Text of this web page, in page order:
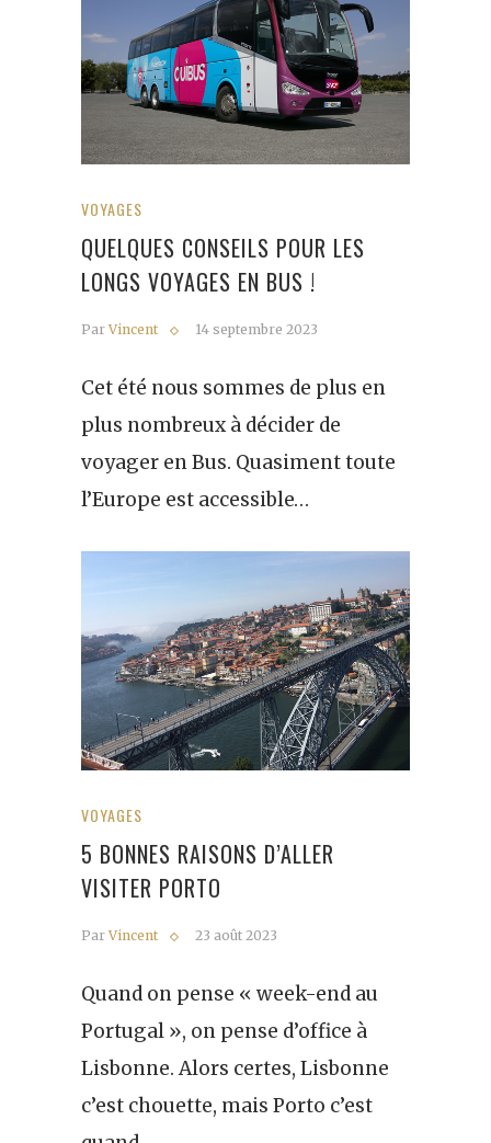
VOYAGES
QUELQUES CONSEILS POUR LES
LONGS VOYAGES EN BUS !
ParVincent 14 septembre 2023
Cet été nous sommes de plus en
plus nombreux à décider de
voyager en Bus. Quasiment toute
l’Europe est accessible…
VOYAGES
5 BONNES RAISONS D’ALLER
VISITER PORTO
ParVincent 23 août 2023
Quand on pense « week-end au
Portugal », on pense d’office à
Lisbonne. Alors certes, Lisbonne
c’est chouette, mais Porto c’est